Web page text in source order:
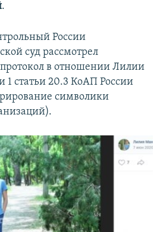
.
России
суд рассмотрел
в отношении Лилии
1 статьи 20.3 КоАП России
символики